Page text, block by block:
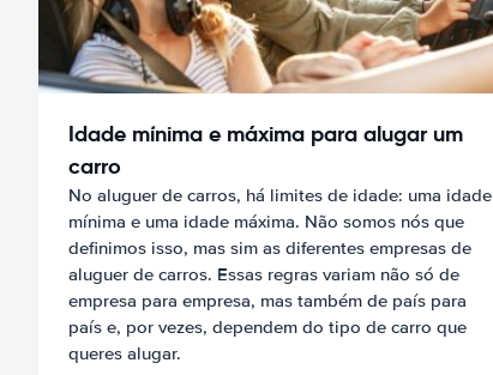
Idade mínima e máxima para alugar um
carro
No aluguer de carros, há limites de idade: uma idade
mínima e uma idade máxima. Não somos nós que
definimos isso, mas sim as diferentes empresas de
aluguer de carros. Essas regras variam não só de
empresa para empresa, mas também de país para
país e, por vezes, dependem do tipo de carro que
queres alugar.